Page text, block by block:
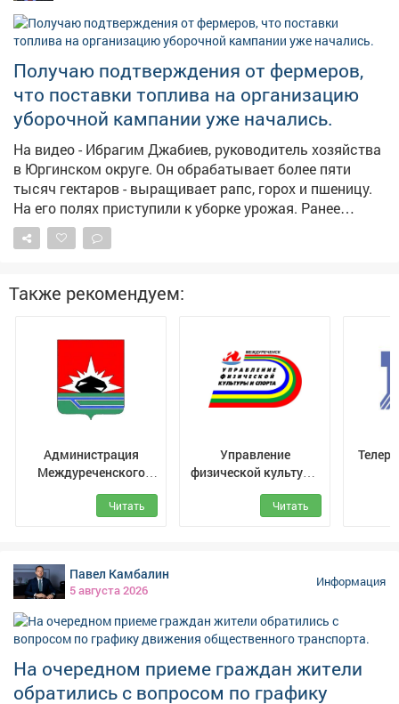
приняты исчерпывающие меры, направленные на
взыскание задолженности, – сказали в прокуратуре.
главного управления приставов в регионе. В
результате исполнительные действия
активизировались, должностное лицо привлекли к
дисциплинарной ответственности, а с бывшего мужа
взыскали 315 тысяч рублей по алиментам.
Прокуратура продолжит следить за тем, как
контролируется последующая выплата алиментов.
Получаю подтверждения от фермеров,
что поставки топлива на организацию
уборочной кампании уже начались.
На видео - Ибрагим Джабиев, руководитель хозяйства
в Юргинском округе. Он обрабатывает более пяти
тысяч гектаров - выращивает рапс, горох и пшеницу.
На его полях приступили к уборке урожая. Ранее
обращался к федеральному центру с просьбой
выделить региону дополнительные объемы солярки
поддержали, первые девять тысяч тонн горючего
прибыли в регион и распределяются кузбасским
Также рекомендуем:
Администрация
Междуреченского
муниципального
округаЧитать
Управление
физической культуры
и спорта г.
Междуреченск
Читать
Павел Камбалин
5 августа 2026
Информация
На очередном приеме граждан жители
обратились с вопросом по графику